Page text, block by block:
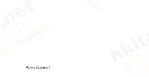
Advertisement